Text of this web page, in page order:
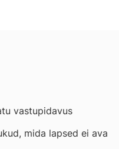
vastupidavus
mida lapsed ei ava